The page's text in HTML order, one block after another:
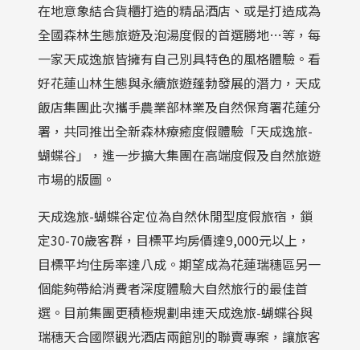
在地意象結合貨櫃打造的精品酒店、或是打造成為
全國森林生態旅遊及泡湯度假的首選勝地…等，每
一家天成逸旅皆擁有自己別具特色的風格體驗。看
好花蓮山林生態與永續旅遊蓬勃發展的潛力，天成
飯店集團此次攜手農業部林業及自然保育署花蓮分
署，共同推出全新森林療癒度假體驗「天成逸旅-
蝴蝶谷」，進一步擴大集團在高端度假及自然旅遊
市場的版圖。
天成逸旅-蝴蝶谷定位為自然休閒型度假旅宿，鎖
定30-70歲客群，目標平均房價達9,000元以上，
目標平均住房率達八成。期望成為花蓮瑞穗區另一
個能夠帶給消費者深度體驗大自然旅行的最佳首
選。目前集團更積極規劃串連天成逸旅-蝴蝶谷與
瑞穗天合國際觀光酒店兩館別的聯賣專案，讓旅客